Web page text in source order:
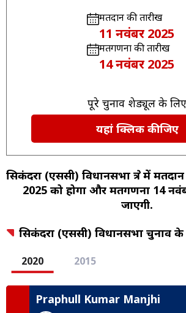
मतदान की तारीख
11 नवंबर 2025
मतगणना की तारीख
14 नवंबर 2025
पूरे चुनाव शेड्यूल के लिए
यहां क्लिक कीजिए
सिकंदरा (एससी) विधानसभा क्षेत्र में
2025 को होगा और मतगणना 14
जाएगी.
सिकंदरा (एससी) विधानसभा चुनाव
2020 2015
Praphull Kumar Manjhi